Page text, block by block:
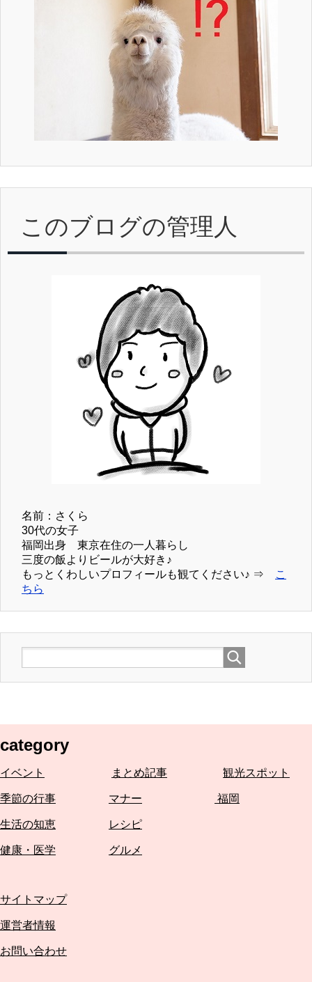
このブログの管理人
名前：さくら
30代の女子
福岡出身 東京在住の一人暮らし
三度の飯よりビールが大好き♪
もっとくわしいプロフィールも観てください♪ ⇒
こ
ちら
category
イベント まとめ記事 観光スポット
季節の行事 マナー 福岡
生活の知恵 レシピ
健康・医学 グルメ
サイトマップ
運営者情報
お問い合わせ